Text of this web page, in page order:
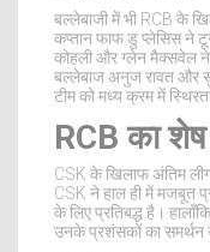
बल्लेबाजी में भी RCB के
कप्तान फाफ डु प्लेसिस ने
कोहली और ग्लेन मैक्सवेल ने
बल्लेबाज अनुज रावत और
टीम को मध्य क्रम में
RCB का
CSK के खिलाफ अंतिम
CSK ने हाल ही में मजबूत
के लिए प्रतिबद्ध है।
उनके प्रशंसकों का समर्थन